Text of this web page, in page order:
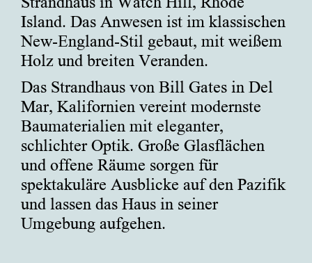
Island. Das Anwesen ist im klassischen
New-England-Stil gebaut, mit weißem
Holz und breiten Veranden.
Das Strandhaus von Bill Gates in Del
Mar, Kalifornien vereint modernste
Baumaterialien mit eleganter,
schlichter Optik. Große Glasflächen
und offene Räume sorgen für
spektakuläre Ausblicke auf den Pazifik
und lassen das Haus in seiner
Umgebung aufgehen.